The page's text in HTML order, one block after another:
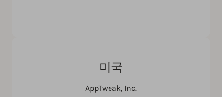
미국
AppTweak, Inc.